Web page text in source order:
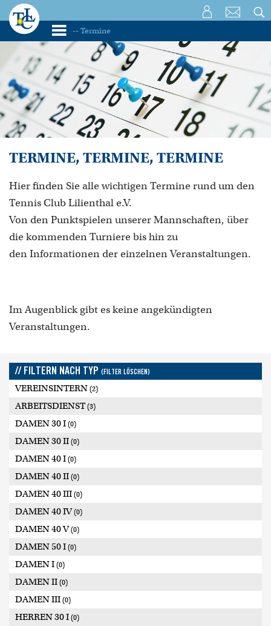
TERMINE, TERMINE, TERMINE
Hier finden Sie alle wichtigen Termine rund um den
Tennis Club Lilienthal e.V.
Von den Punktspielen unserer Mannschaften, über
die kommenden Turniere bis hin zu
den Informationen der einzelnen Veranstaltungen.
Im Augenblick gibt es keine angekündigten
Veranstaltungen.
// FILTERN NACH TYP (FILTER LÖSCHEN)
VEREINSINTERN (2)
ARBEITSDIENST(3)
DAMEN 30 I (0)
DAMEN 30 II (0)
DAMEN 40 I (0)
DAMEN 40 II (0)
DAMEN 40 III (0)
DAMEN 40 IV(0)
DAMEN 40 V(0)
DAMEN 50 I (0)
DAMEN I (0)
DAMEN II (0)
DAMEN III (0)
HERREN 30 I (0)